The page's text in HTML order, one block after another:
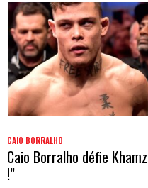
CAIO BORRALHO
Caio Borralho défie
!”